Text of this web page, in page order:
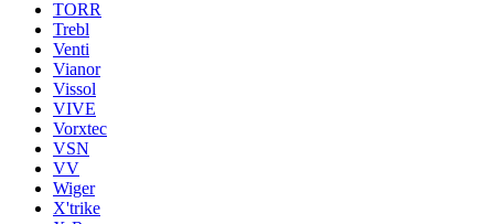
TORR
Trebl
Venti
Vianor
Vissol
VIVE
Vorxtec
VSN
VV
Wiger
X'trike